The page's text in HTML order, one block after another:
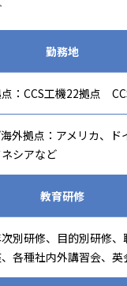
勤務地
：CCS工機22拠点
外拠点：アメリカ、ド
シアなど
教育研修
別研修、目的別研修、
各種社内外講習会、